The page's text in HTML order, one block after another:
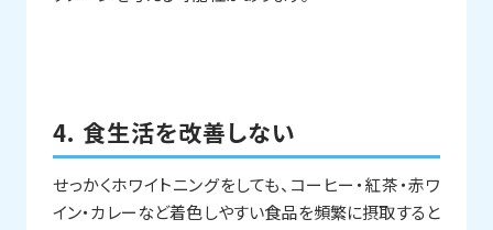
4. 食生活を改善しない
せっかくホワイトニングをしても、コーヒー・紅茶・赤ワ
イン・カレーなど着色しやすい食品を頻繁に摂取すると